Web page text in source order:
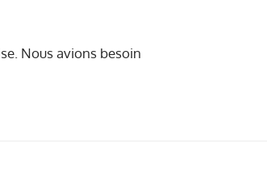
Nous avions besoin